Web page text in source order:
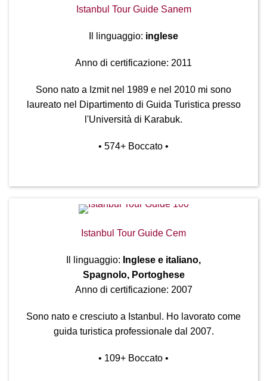
Istanbul Tour Guide Sanem
Il linguaggio: inglese
Anno di certificazione: 2011
Sono nato a Izmit nel 1989 e nel 2010 mi sono
laureato nel Dipartimento di Guida Turistica presso
l'Università di Karabuk.
• 574+ Boccato •
Istanbul Tour Guide Cem
Il linguaggio: Inglese e italiano,
Spagnolo, Portoghese
Anno di certificazione: 2007
Sono nato e cresciuto a Istanbul. Ho lavorato come
guida turistica professionale dal 2007.
• 109+ Boccato •